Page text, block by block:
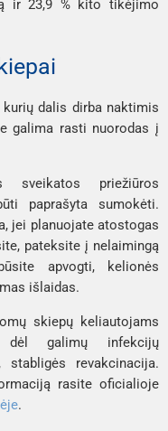
ir 23,9 % kito tikėjimo
dalis dirba naktimis
galima rasti nuorodas į
sveikatos priežiūros
paprašyta sumokėti.
jei planuojate atostogas
pateksite į nelaimingą
apvogti, kelionės
išlaidas.
skiepų keliautojams
dėl galimų infekcijų
revakcinacija.
rasite oficialioje
.